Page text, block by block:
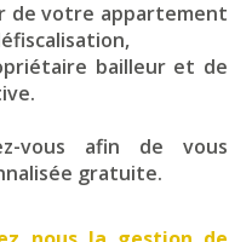
de votre appartement
bailleur et de
vous afin de vous
gratuite.